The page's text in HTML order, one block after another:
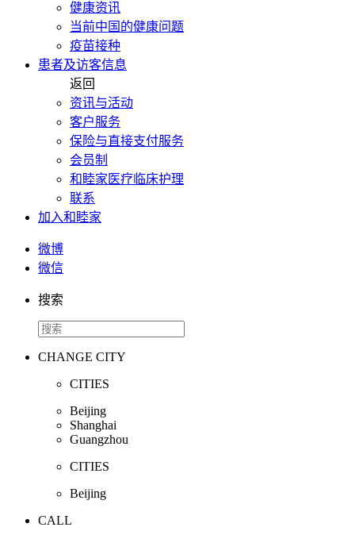
健康资讯
当前中国的健康问题
疫苗接种
患者及访客信息
返回
资讯与活动
客户服务
保险与直接支付服务
会员制
和睦家医疗临床护理
联系
加入和睦家
微博
微信
搜索
CHANGE CITY
CITIES
Beijing
Shanghai
Guangzhou
CITIES
Beijing
CALL